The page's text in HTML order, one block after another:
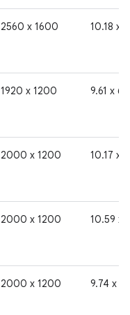
2560 x 1600 10.18 x
1920 x 1200 9.61 x
2000 x 1200 10.17 x
2000 x 1200 10.59 x
2000 x 1200 9.74 x